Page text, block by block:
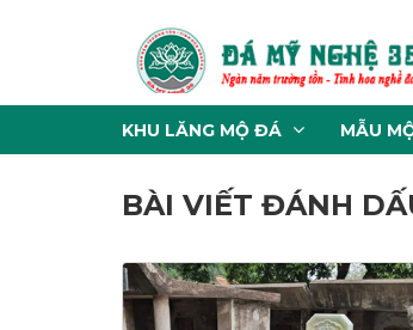
KHU LĂNG MỘ ĐÁ MẪU
BÀI VIẾT ĐÁNH